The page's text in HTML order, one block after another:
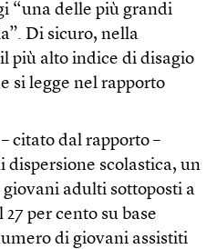
“una delle più grandi
Di sicuro, nella
più alto indice di disagio
si legge nel rapporto
citato dal rapporto –
dispersione scolastica, un
adulti sottoposti a
per cento su base
di giovani assistiti